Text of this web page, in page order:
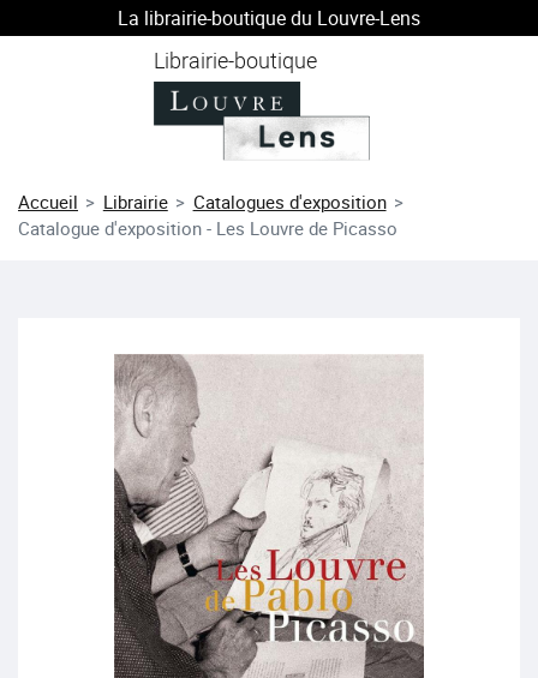
La librairie-boutique du Louvre-Lens
Librairie-boutique
Accueil Librairie
Catalogues d'exposition
Catalogue d'exposition - Les Louvre de Picasso